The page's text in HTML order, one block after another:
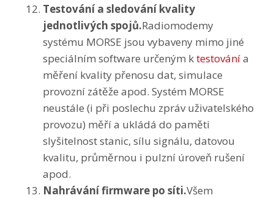
Testování a sledování kvality
jednotlivých spojů.Radiomodemy
systému MORSE jsou vybaveny mimo jiné
speciálním software určeným ktestovánía
měření kvality přenosu dat, simulace
provozní zátěže apod. Systém MORSE
neustále (i při poslechu zpráv uživatelského
provozu) měří a ukládá do paměti
slyšitelnost stanic, sílu signálu, datovou
kvalitu, průměrnou i pulzní úroveň rušení
apod.
Nahrávání firmware po síti.Všem